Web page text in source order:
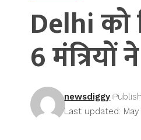
Delhi को
6
Last updated: May
newsdiggy